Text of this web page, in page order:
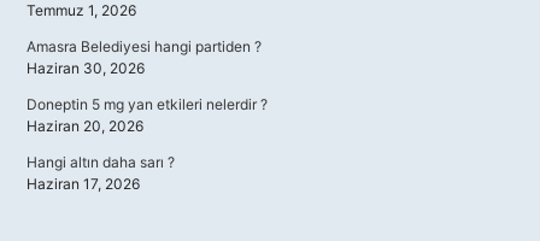
Temmuz 1, 2026
Amasra Belediyesi hangi partiden ?
Haziran 30, 2026
Doneptin 5 mg yan etkileri nelerdir ?
Haziran 20, 2026
Hangi altın daha sarı ?
Haziran 17, 2026